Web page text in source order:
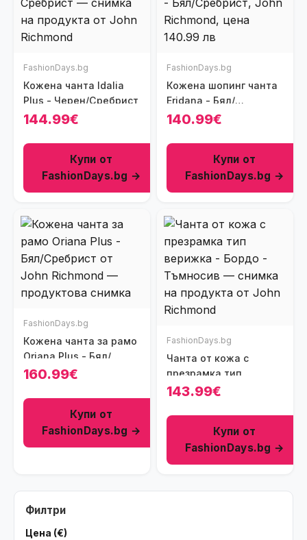
Филтри
Цена (€)
FashionDays.bg
Кожена чанта Idalia
Plus - Черен/Сребрист
144.99€
Купи от
FashionDays.bg →
FashionDays.bg
Кожена шопинг чанта
Eridana - Бял/
Сребрист
140.99€
Купи от
FashionDays.bg →
FashionDays.bg
Кожена чанта за рамо
Oriana Plus - Бял/
Сребрист
160.99€
Купи от
FashionDays.bg →
FashionDays.bg
Чанта от кожа с
презрамка тип
верижка - Бордо -
143.99€
Купи от
FashionDays.bg →